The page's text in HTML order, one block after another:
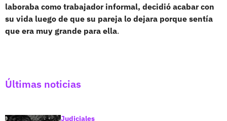
laboraba como trabajador informal, decidió acabar con
su vida luego de que su pareja lo dejara porque sentía
que era muy grande para ella.
Últimas noticias
Judiciales